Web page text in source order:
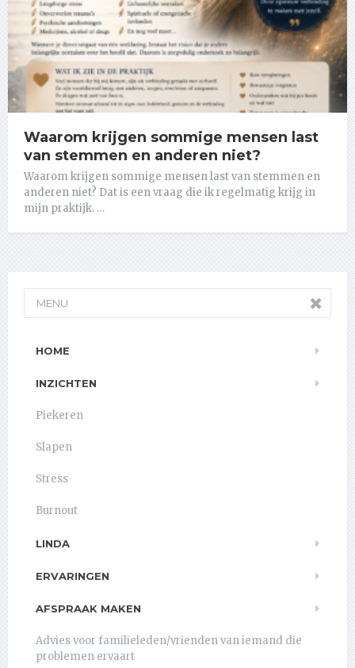
Waarom krijgen sommige mensen last
van stemmen en anderen niet?
Waarom krijgen sommige mensen last van stemmen en
anderen niet? Dat is een vraag die ik regelmatig krijg in
mijn praktijk. …
MENU
HOME
INZICHTEN
Piekeren
Slapen
Stress
Burnout
LINDA
ERVARINGEN
AFSPRAAK MAKEN
Advies voor familieleden/vrienden van iemand die
problemen ervaart